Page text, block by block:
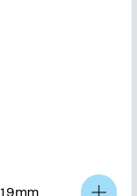
mm